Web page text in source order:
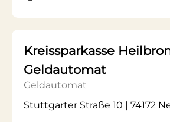
Kreissparkasse
Geldautomat
Geldautomat
Stuttgarter Straße 10 | 74172